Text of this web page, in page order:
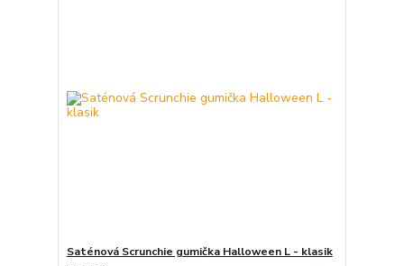
Saténová Scrunchie gumička Halloween L - klasik